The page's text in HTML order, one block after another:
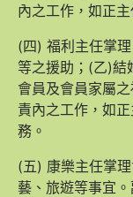
內之工作，如正
(四) 福利主任掌
等之援助；(乙)結
會員及會員家屬
責內之工作，如
務。
(五) 康樂主任掌
藝、旅遊等事宜